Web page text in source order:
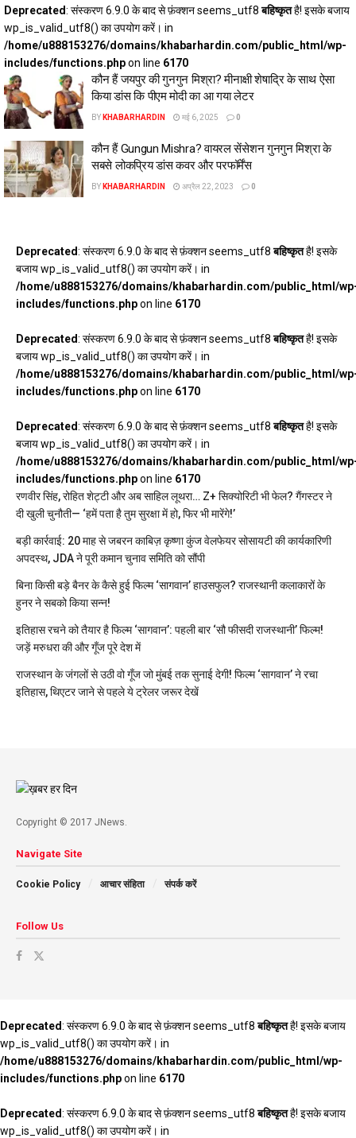
Deprecated: संस्करण 6.9.0 के बाद से फ़ंक्शन seems_utf8बहिष्कृतहै! इसके बजाय
wp_is_valid_utf8() का उपयोग करें। in
/home/u888153276/domains/khabarhardin.com/public_html/wp-
includes/functions.phpon line 6170
कौन हैं जयपुर की गुनगुन मिश्रा? मीनाक्षी शेषाद्रि के साथ ऐसा
क‍िया डांस क‍ि पीएम मोदी का आ गया लेटर
BY KHABARHARDIN मई 6, 2025 0
कौन हैं Gungun Mishra? वायरल सेंसेशन गुनगुन मिश्रा के
सबसे लोकप्रिय डांस कवर और परफॉर्मेंस
BY KHABARHARDIN अप्रैल 22, 2023 0
Deprecated: संस्करण 6.9.0 के बाद से फ़ंक्शन seems_utf8बहिष्कृतहै! इसके
बजाय wp_is_valid_utf8() का उपयोग करें। in
/home/u888153276/domains/khabarhardin.com/public_html/
includes/functions.phpon line 6170
Deprecated: संस्करण 6.9.0 के बाद से फ़ंक्शन seems_utf8बहिष्कृतहै! इसके
बजाय wp_is_valid_utf8() का उपयोग करें। in
/home/u888153276/domains/khabarhardin.com/public_html/
includes/functions.phpon line 6170
Deprecated: संस्करण 6.9.0 के बाद से फ़ंक्शन seems_utf8बहिष्कृतहै! इसके
बजाय wp_is_valid_utf8() का उपयोग करें। in
/home/u888153276/domains/khabarhardin.com/public_html/
includes/functions.phpon line 6170
रणवीर सिंह, रोहित शेट्टी और अब साहिल लूथरा… Z+ सिक्योरिटी भी फेल? गैंगस्टर ने
दी खुली चुनौती— ‘हमें पता है तुम सुरक्षा में हो, फिर भी मारेंगे!’
बड़ी कार्रवाई: 20 माह से जबरन काबिज़ कृष्णा कुंज वेलफेयर सोसायटी की कार्यकारिणी
अपदस्थ, JDA ने पूरी कमान चुनाव समिति को सौंपी
बिना किसी बड़े बैनर के कैसे हुई फिल्म ‘सागवान’ हाउसफुल? राजस्थानी कलाकारों के
हुनर ने सबको किया सन्न!
इतिहास रचने को तैयार है फिल्म ‘सागवान’: पहली बार ‘सौ फीसदी राजस्थानी’ फिल्म!
जड़ें मरुधरा की और गूँज पूरे देश में
राजस्थान के जंगलों से उठी वो गूँज जो मुंबई तक सुनाई देगी! फिल्म ‘सागवान’ ने रचा
इतिहास, थिएटर जाने से पहले ये ट्रेलर जरूर देखें
Copyright © 2017 JNews.
Navigate Site
Cookie Policy आचार संहिता संपर्क करें
Follow Us
Deprecated: संस्करण 6.9.0 के बाद से फ़ंक्शन seems_utf8बहिष्कृतहै! इसके बजाय
wp_is_valid_utf8() का उपयोग करें। in
/home/u888153276/domains/khabarhardin.com/public_html/wp-
includes/functions.phpon line 6170
Deprecated: संस्करण 6.9.0 के बाद से फ़ंक्शन seems_utf8बहिष्कृतहै! इसके बजाय
wp_is_valid_utf8() का उपयोग करें। in